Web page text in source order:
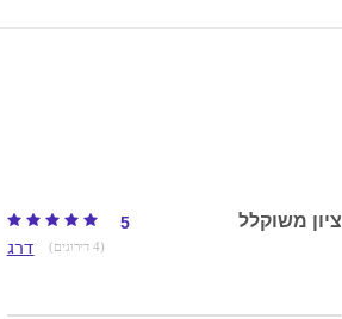
ציון משוקלל 5
דרג (4 דירוגים)